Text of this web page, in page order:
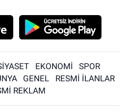
EKONOMİ
SPOR
GENEL
RESMİ İLANLAR
REKLAM